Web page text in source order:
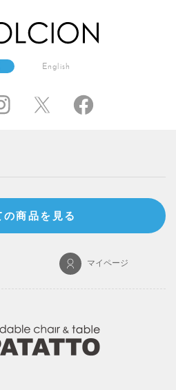
English
の商品を見る
マイページ